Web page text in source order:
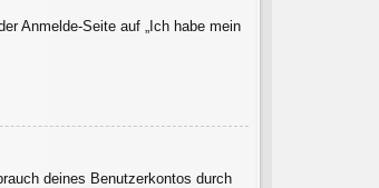
Anmelde-Seite auf „Ich habe mein
deines Benutzerkontos durch